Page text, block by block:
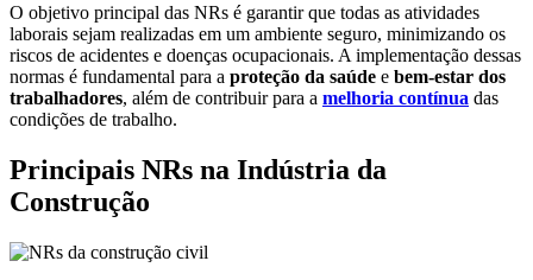
O objetivo principal das NRs é garantir que todas as atividades
laborais sejam realizadas em um ambiente seguro, minimizando os
riscos de acidentes e doenças ocupacionais. A implementação dessas
normas é fundamental para a proteção da saúde e bem-estar dos
trabalhadores, além de contribuir para a melhoria contínua das
condições de trabalho.
Principais NRs na Indústria da
Construção